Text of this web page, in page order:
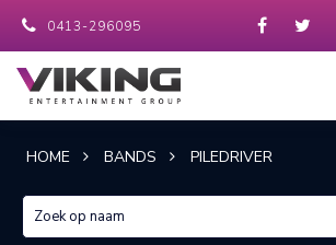
0413-296095
HOME BANDS PILEDRIVER